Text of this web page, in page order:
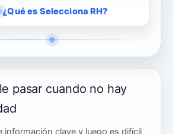
¿Qué es Selecciona RH?
pasar cuando no hay
información clave y luego es difícil